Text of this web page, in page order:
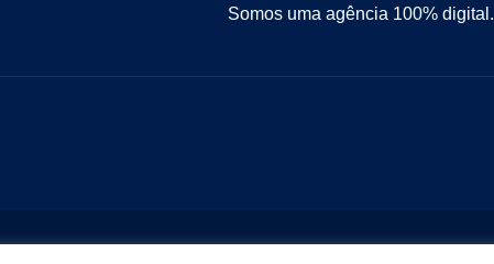
Somos uma agência 100% digital.